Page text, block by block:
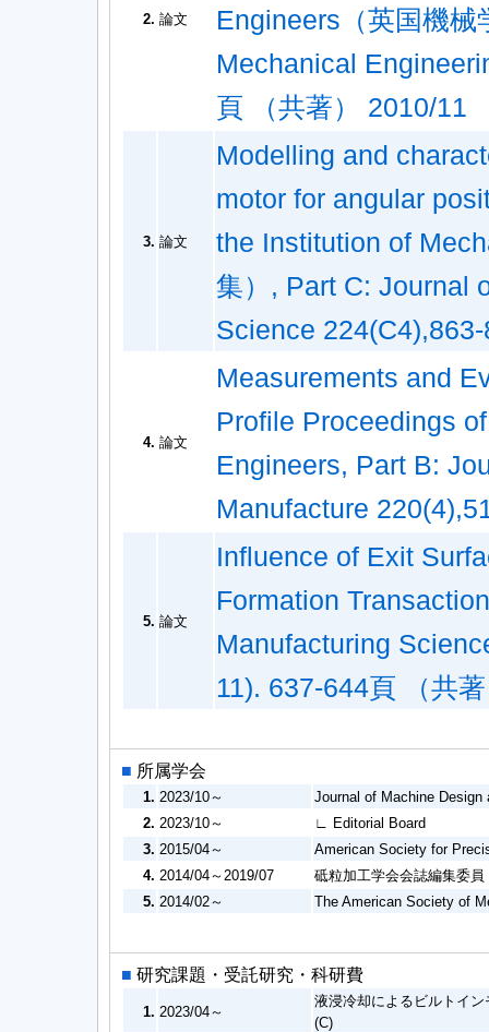
2. 論文
Engineers（英国機
Mechanical
頁 （共著） 2010/11
3. 論文
Modelling and
motor for angular
the Institution of
集）, Part C: Journal
Science
4. 論文
Measurements and
Profile Proceedings
Engineers, Part B:
Manufacture
5. 論文
Influence of Exit
Formation
Manufacturing
11). 637-644頁 （共
■ 所属学会
1. 2023/10～
Journal of Machine Design
2. 2023/10～
∟ Editorial Board
3. 2015/04～
American Society for
4. 2014/04～2019/07
砥粒加工学会会誌編集委員
5. 2014/02～ The American Society of
■ 研究課題・受託研究・科研費
1. 2023/04～
液浸冷却によるビルトイ
(C)